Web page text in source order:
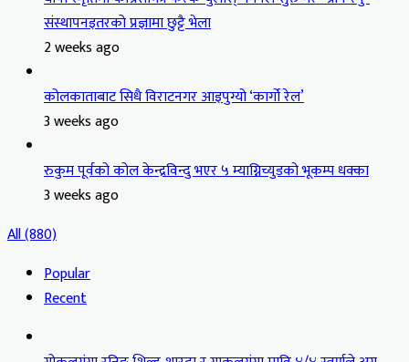
संस्थापनइतरको प्रज्ञामा छुट्टै भेला
2 weeks ago
कोलकाताबाट सिधै विराटनगर आइपुग्यो ‘कार्गो रेल’
3 weeks ago
रुकुम पूर्वको कोल केन्द्रविन्दु भएर ५ म्याग्निच्युडको भूकम्प धक्का
3 weeks ago
All (880)
Popular
Recent